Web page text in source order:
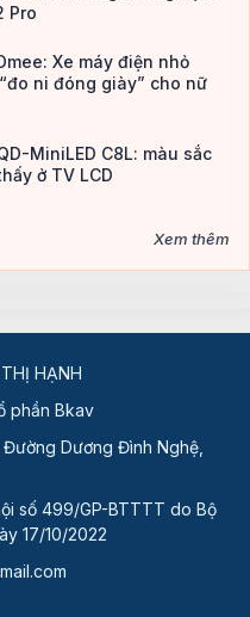
Pro
Xe máy điện nhỏ
ni đóng giày” cho nữ
MiniLED C8L: màu sắc
ở TV LCD
Xem thêm
HẠNH
phần Bkav
Dương Đình Nghệ,
số 499/GP-BTTTT do Bộ
17/10/2022